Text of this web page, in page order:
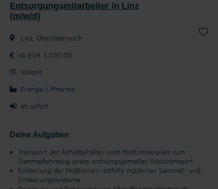
Entsorgungsmitarbeiter in Linz
(m/w/d)
Linz, Oberösterreich
ab EUR 3.030,00
Vollzeit
Energie / Pharma
ab sofort
Deine Aufgaben
Transport der Abfallbehälter vom Mülltonnenplatz zum
Sammelfahrzeug sowie ordnungsgemäßer Rücktransport
Entleerung der Mülltonnen mithilfe moderner Sammel- und
Entleerungssysteme